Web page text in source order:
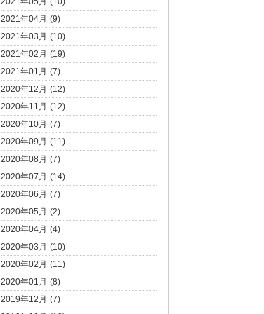
2021年04月 (9)
2021年03月 (10)
2021年02月 (19)
2021年01月 (7)
2020年12月 (12)
2020年11月 (12)
2020年10月 (7)
2020年09月 (11)
2020年08月 (7)
2020年07月 (14)
2020年06月 (7)
2020年05月 (2)
2020年04月 (4)
2020年03月 (10)
2020年02月 (11)
2020年01月 (8)
2019年12月 (7)